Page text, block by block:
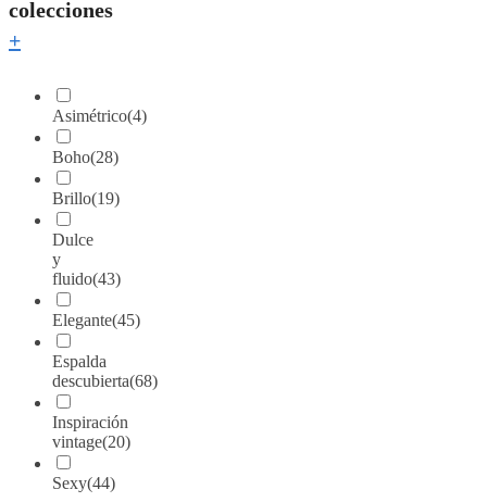
colecciones
+
Asimétrico(4)
Boho(28)
Brillo(19)
Dulce
y
fluido(43)
Elegante(45)
Espalda
descubierta(68)
Inspiración
vintage(20)
Sexy(44)